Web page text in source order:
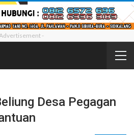
-
Desa Pegagan